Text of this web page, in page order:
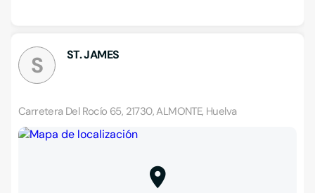
S ST. JAMES
Carretera Del Rocío 65, 21730, ALMONTE, Huelva